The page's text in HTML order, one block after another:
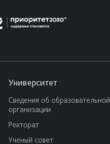
Университет
Сведения об образовательной
организации
Ректорат
Ученый совет